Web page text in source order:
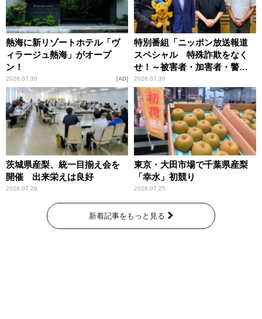
熱海に新リゾートホテル「ヴ
ィラージュ熱海」がオープ
ン！
2026.07.30 AD
特別番組「ニッポン放送報道
スペシャル 特殊詐欺をなく
せ！～被害者・加害者・警視
庁が語るトクリュウの実態
～」放送
2026.07.30
茨城県産梨、統一目揃え会を
開催 出来栄えは良好
2026.07.29
東京・大田市場で千葉県産梨
「幸水」初競り
2026.07.25
新着記事をもっと見る